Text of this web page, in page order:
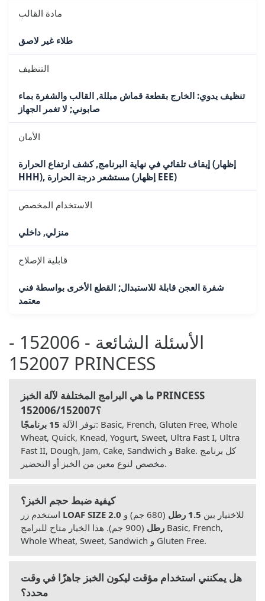
مادة القالب
طلاء غير لاصق
التنظيف
تنظيف يدوي: الخارج بقطعة قماش مبللة, القالب والشفرة بماء
صابوني; لا تغمر الجهاز
الأمان
إيقاف تلقائي في نهاية البرنامج, كشف ارتفاع الحرارة (إظهار
HHH), مستشعر درجة الحرارة (إظهار EEE)
الاستخدام المخصص
منزلي, داخلي
قابلية الإصلاح
شفرة العجن قابلة للاستبدال; القطع الأخرى بواسطة فني
معتمد
الأسئلة الشائعة - 152006 -
152007 PRINCESS
ما هي البرامج المختلفة لآلة الخبز PRINCESS
152006/152007؟
توفر الآلة 15 برنامجًا
: Basic, French, Gluten Free, Whole
Wheat, Quick, Knead, Yogurt, Sweet, Ultra Fast I, Ultra
Fast II, Dough, Jam, Cake, Sandwich و Bake. كل برنامج
مخصص لنوع معين من الخبز أو التحضير.
كيفية ضبط حجم الخبز؟
LOAF SIZE للاختيار بين 1.5 رطل (680 جم) و
2.0
رطل
(900 جم). هذا الخيار متاح للبرامج Basic, French,
Whole Wheat, Sweet, Sandwich و Gluten Free.
هل يمكنني استخدام مؤقت ليكون الخبز جاهزًا في وقت
محدد؟